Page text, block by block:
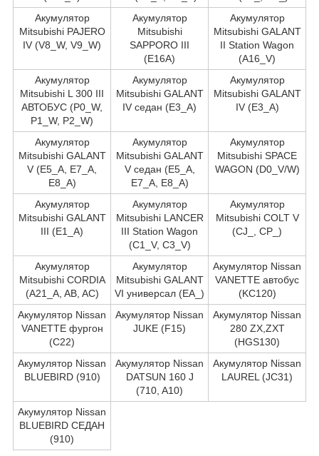
Акумулятор
Mitsubishi PAJERO
IV (V8_W, V9_W)
Акумулятор
Mitsubishi
SAPPORO III
(E16A)
Акумулятор
Mitsubishi GALANT
II Station Wagon
(A16_V)
Акумулятор
Mitsubishi L 300 III
АВТОБУС (P0_W,
P1_W, P2_W)
Акумулятор
Mitsubishi GALANT
IV седан (E3_A)
Акумулятор
Mitsubishi GALANT
IV (E3_A)
Акумулятор
Mitsubishi GALANT
V (E5_A, E7_A,
E8_A)
Акумулятор
Mitsubishi GALANT
V седан (E5_A,
E7_A, E8_A)
Акумулятор
Mitsubishi SPACE
WAGON (D0_V/W)
Акумулятор
Mitsubishi GALANT
III (E1_A)
Акумулятор
Mitsubishi LANCER
III Station Wagon
(C1_V, C3_V)
Акумулятор
Mitsubishi COLT V
(CJ_, CP_)
Акумулятор
Mitsubishi CORDIA
(A21_A, AB, AC)
Акумулятор
Mitsubishi GALANT
VI универсал (EA_)
Акумулятор Nissan
VANETTE автобус
(KC120)
Акумулятор Nissan
VANETTE фургон
(C22)
Акумулятор Nissan
JUKE (F15)
Акумулятор Nissan
280 ZX,ZXT
(HGS130)
Акумулятор Nissan
BLUEBIRD (910)
Акумулятор Nissan
DATSUN 160 J
(710, A10)
Акумулятор Nissan
LAUREL (JC31)
Акумулятор Nissan
BLUEBIRD СЕДАН
(910)